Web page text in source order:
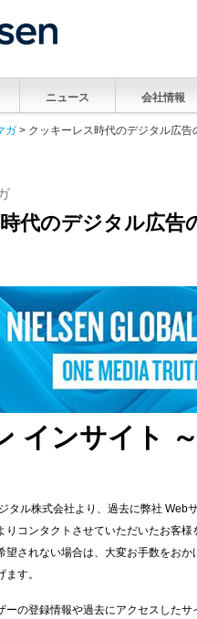
ニュース 会社情報
ガ > クッキーレス時代のデジタル広告
代のデジタル広告
インサイト
タル株式会社より、過去に弊社 Web
りコンタクトさせていただいたお客
望されない場合は、大変お手数をおか
す。
ーの登録情報や過去にアクセスした